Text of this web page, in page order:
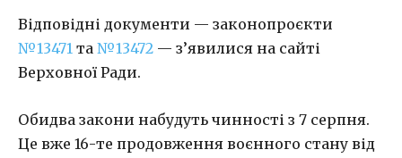
Відповідні документи — законопроєкти
№13471 та №13472 — з’явилися на сайті
Верховної Ради.
Обидва закони набудуть чинності з 7 серпня.
Це вже 16-те продовження воєнного стану від